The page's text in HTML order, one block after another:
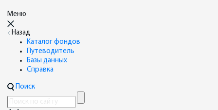
Меню
Назад
Каталог фондов
Путеводитель
Базы данных
Справка
Поиск